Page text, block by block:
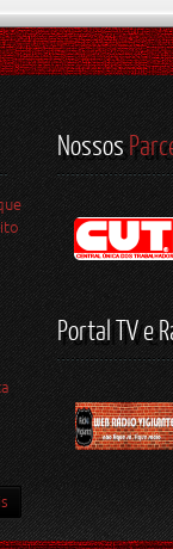
Nossos
Portal TV e